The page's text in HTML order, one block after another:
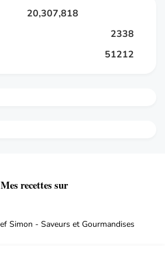
20,307,818
2338
51212
Mes recettes sur